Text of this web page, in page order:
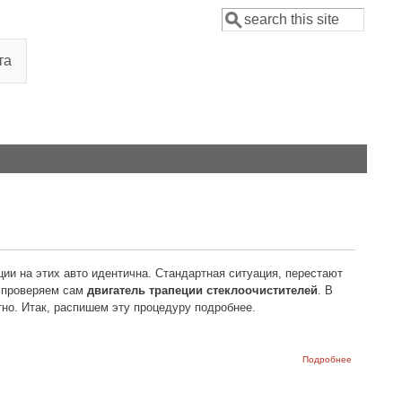
Форма поиска
Поиск
на этих авто идентична. Стандартная ситуация, перестают
сам двигатель трапеции стеклоочистителей. В
Итак, распишем эту процедуру подробнее.
Подробнее